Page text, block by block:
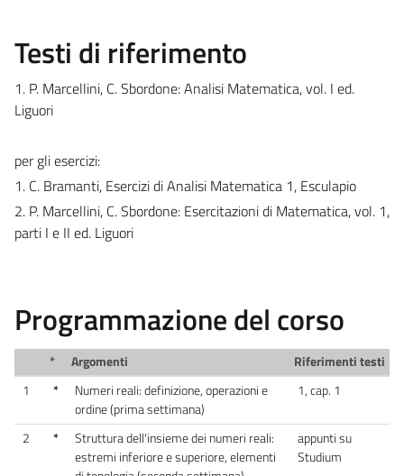
Testi di riferimento
1. P. Marcellini, C. Sbordone: Analisi Matematica, vol. I ed.
Liguori
per gli esercizi:
1. C. Bramanti, Esercizi di Analisi Matematica 1, Esculapio
2. P. Marcellini, C. Sbordone: Esercitazioni di Matematica, vol. 1,
parti I e II ed. Liguori
Programmazione del corso
* Argomenti
Riferimenti testi
1
*
Numeri reali: definizione, operazioni e
ordine (prima settimana)
1, cap. 1
2 *
Struttura dell'insieme dei numeri reali:
estremi inferiore e superiore, elementi
appunti su
Studium